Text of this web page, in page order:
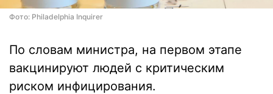
Фото: Philadelphia Inquirer
По словам министра, на первом этапе
вакцинируют людей с критическим
риском инфицирования.